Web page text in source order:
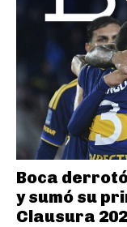
Boca
y sumó su
Clausura